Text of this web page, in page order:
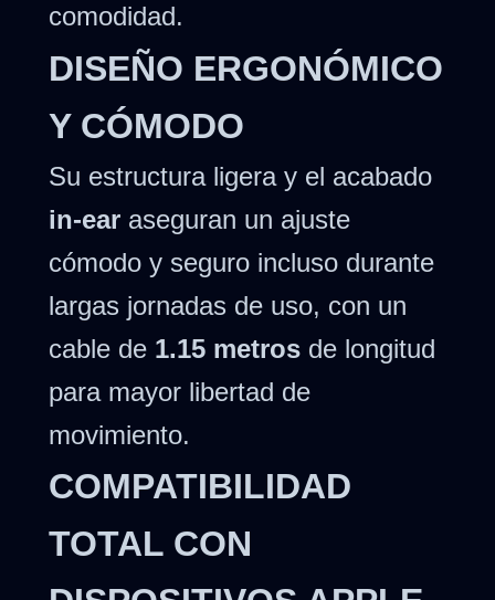
comodidad.
DISEÑO ERGONÓMICO
Y CÓMODO
Su estructura ligera y el acabado
in-ear aseguran un ajuste
cómodo y seguro incluso durante
largas jornadas de uso, con un
cable de 1.15 metros de longitud
para mayor libertad de
movimiento.
COMPATIBILIDAD
TOTAL CON